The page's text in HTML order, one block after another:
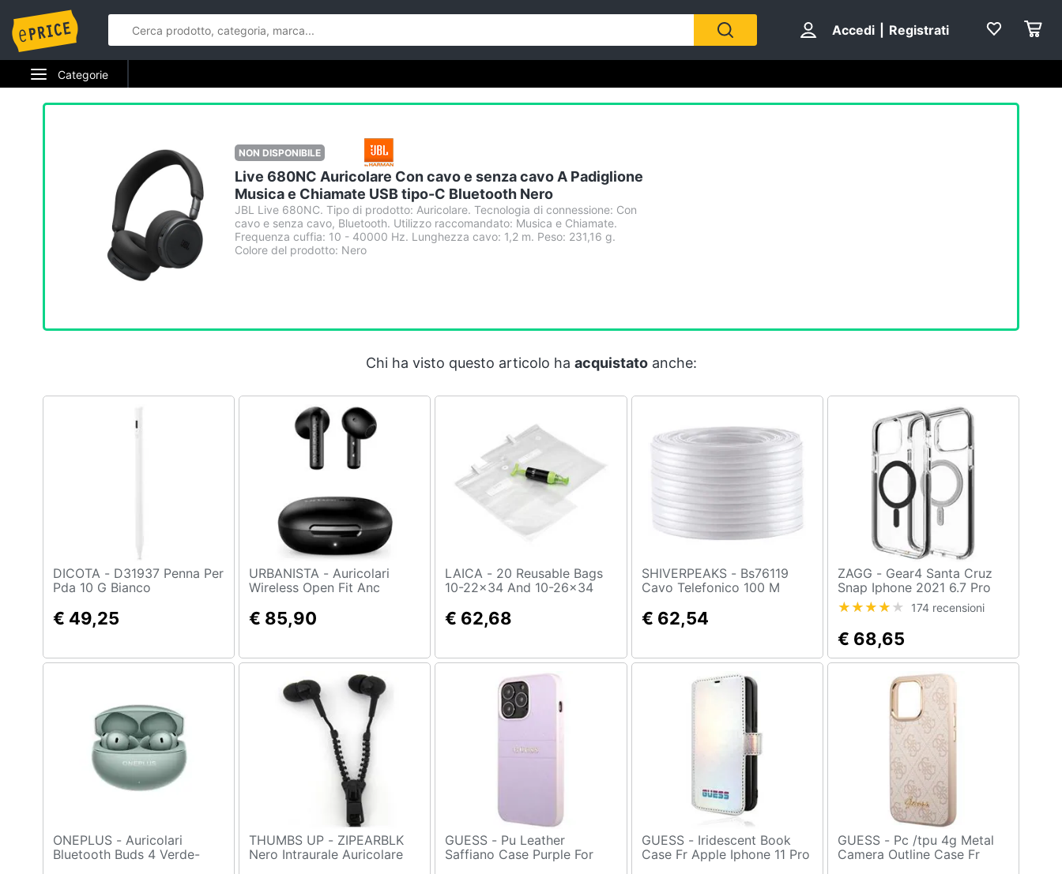
Accedi Registrati
Categorie
Elettrodomestici
Tv e Home Cinema
Smart home
Brico e Giardinaggio
Prima infanzia
Animali
Festività e ricorrenze
NON DISPONIBILE
Live 680NC Auricolare Con cavo e senza cavo A Padiglione
Musica e Chiamate USB tipo-C Bluetooth Nero
JBL Live 680NC. Tipo di prodotto: Auricolare. Tecnologia di connessione: Con
cavo e senza cavo, Bluetooth. Utilizzo raccomandato: Musica e Chiamate.
Frequenza cuffia: 10 - 40000 Hz. Lunghezza cavo: 1,2 m. Peso: 231,16 g.
Colore del prodotto: Nero
Chi ha visto questo articolo ha acquistatoanche:
DICOTA - D31937 Penna Per
Pda 10 G Bianco
€ 49,25
URBANISTA - Auricolari
Wireless Open Fit Anc
Monica, Nero
€ 85,90
LAICA - 20 Reusable Bags
10-22x34 And 10-26x34
€ 62,68
SHIVERPEAKS - Bs76119
Cavo Telefonico 100 M
€ 62,54
ZAGG - Gear4 Santa Cruz
Snap Iphone 2021 6.7 Pro
Black (702008209)
174 recensioni
€ 68,65
ONEPLUS - Auricolari
Bluetooth Buds 4 Verde-
THUMBS UP - ZIPEARBLK
Nero Intraurale Auricolare
GUESS - Pu Leather
Saffiano Case Purple For
GUESS - Iridescent Book
Case Fr Apple Iphone 11 Pro
GUESS - Pc /tpu 4g Metal
Camera Outline Case Fr